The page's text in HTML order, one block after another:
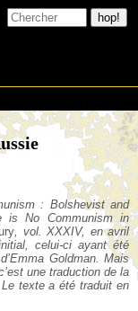
: Bolshevist and
is No Communism in
, vol. XXXIV, en avril
celui-ci ayant été
Goldman. Mais
une traduction de la
texte a été traduit en